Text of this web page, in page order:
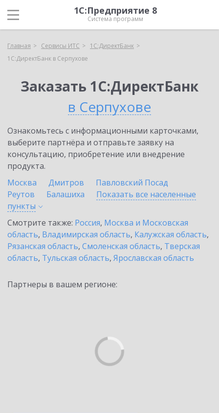
1С:Предприятие 8
Система программ
Главная Сервисы ИТС
1С:ДиректБанк
1С:ДиректБанк в Серпухове
Заказать 1С:ДиректБанк
в Серпухове
Ознакомьтесь с информационными карточками,
выберите партнёра и отправьте заявку на
консультацию, приобретение или внедрение
продукта.
Москва
Дмитров
Павловский Посад
Реутов
Балашиха
Показать все населенные
пункты
Смотрите также: Россия, Москва и Московская
область, Владимирская область, Калужская область,
Рязанская область, Смоленская область, Тверская
область, Тульская область, Ярославская область
Партнеры в вашем регионе: